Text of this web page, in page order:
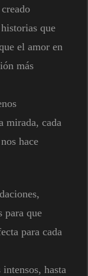
que
el amor en
más
mirada, cada
hace
para que
para cada
hasta